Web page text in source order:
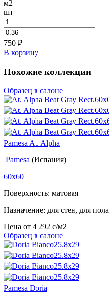
м2
шт
750 ₽
В корзину
Похожие коллекции
Образец в салоне
Pamesa At. Alpha
Pamesa (Испания)
60x60
Поверхность: матовая
Назначение: для стен, для пола
Цена от 4 292 c/м2
Образец в салоне
Pamesa Doria